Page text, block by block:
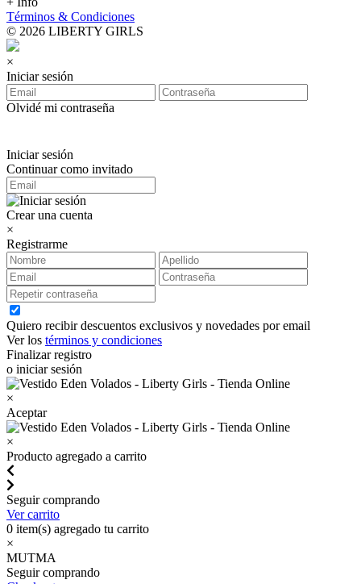
Términos & Condiciones
© 2026 LIBERTY GIRLS
×
Iniciar sesión
Olvidé mi contraseña
Iniciar sesión
Continuar como invitado
Crear una cuenta
×
Registrarme
Quiero recibir descuentos exclusivos y novedades por email
Ver los términos y condiciones
Finalizar registro
o iniciar sesión
×
Aceptar
×
Producto agregado a carrito
Seguir comprando
Ver carrito
0 item(s) agregado tu carrito
×
MUTMA
Seguir comprando